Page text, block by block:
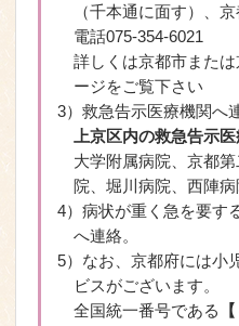
（千本通に面す）、
電話075-354-6021
詳しくは京都市また
ージをご覧下さい
3）救急告示医療機関へ
上京区内の救急告示
大学附属病院、京都
院、堀川病院、西陣病
4）病状が重く急を要す
へ連絡。
5）なお、京都府には小
ビスがございます。
全国統一番号である